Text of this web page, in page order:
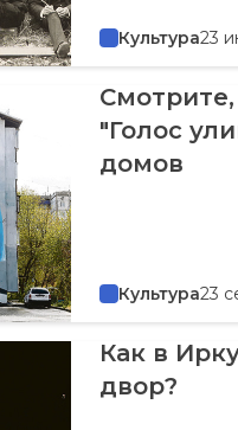
Культура23
"Голос
домов
Культура23
Как в
двор?